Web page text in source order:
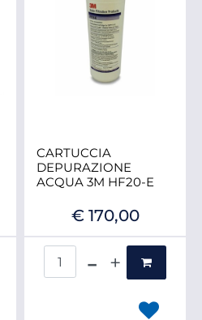
CARTUCCIA
DEPURAZIONE
ACQUA 3M HF20-E
€ 170,00